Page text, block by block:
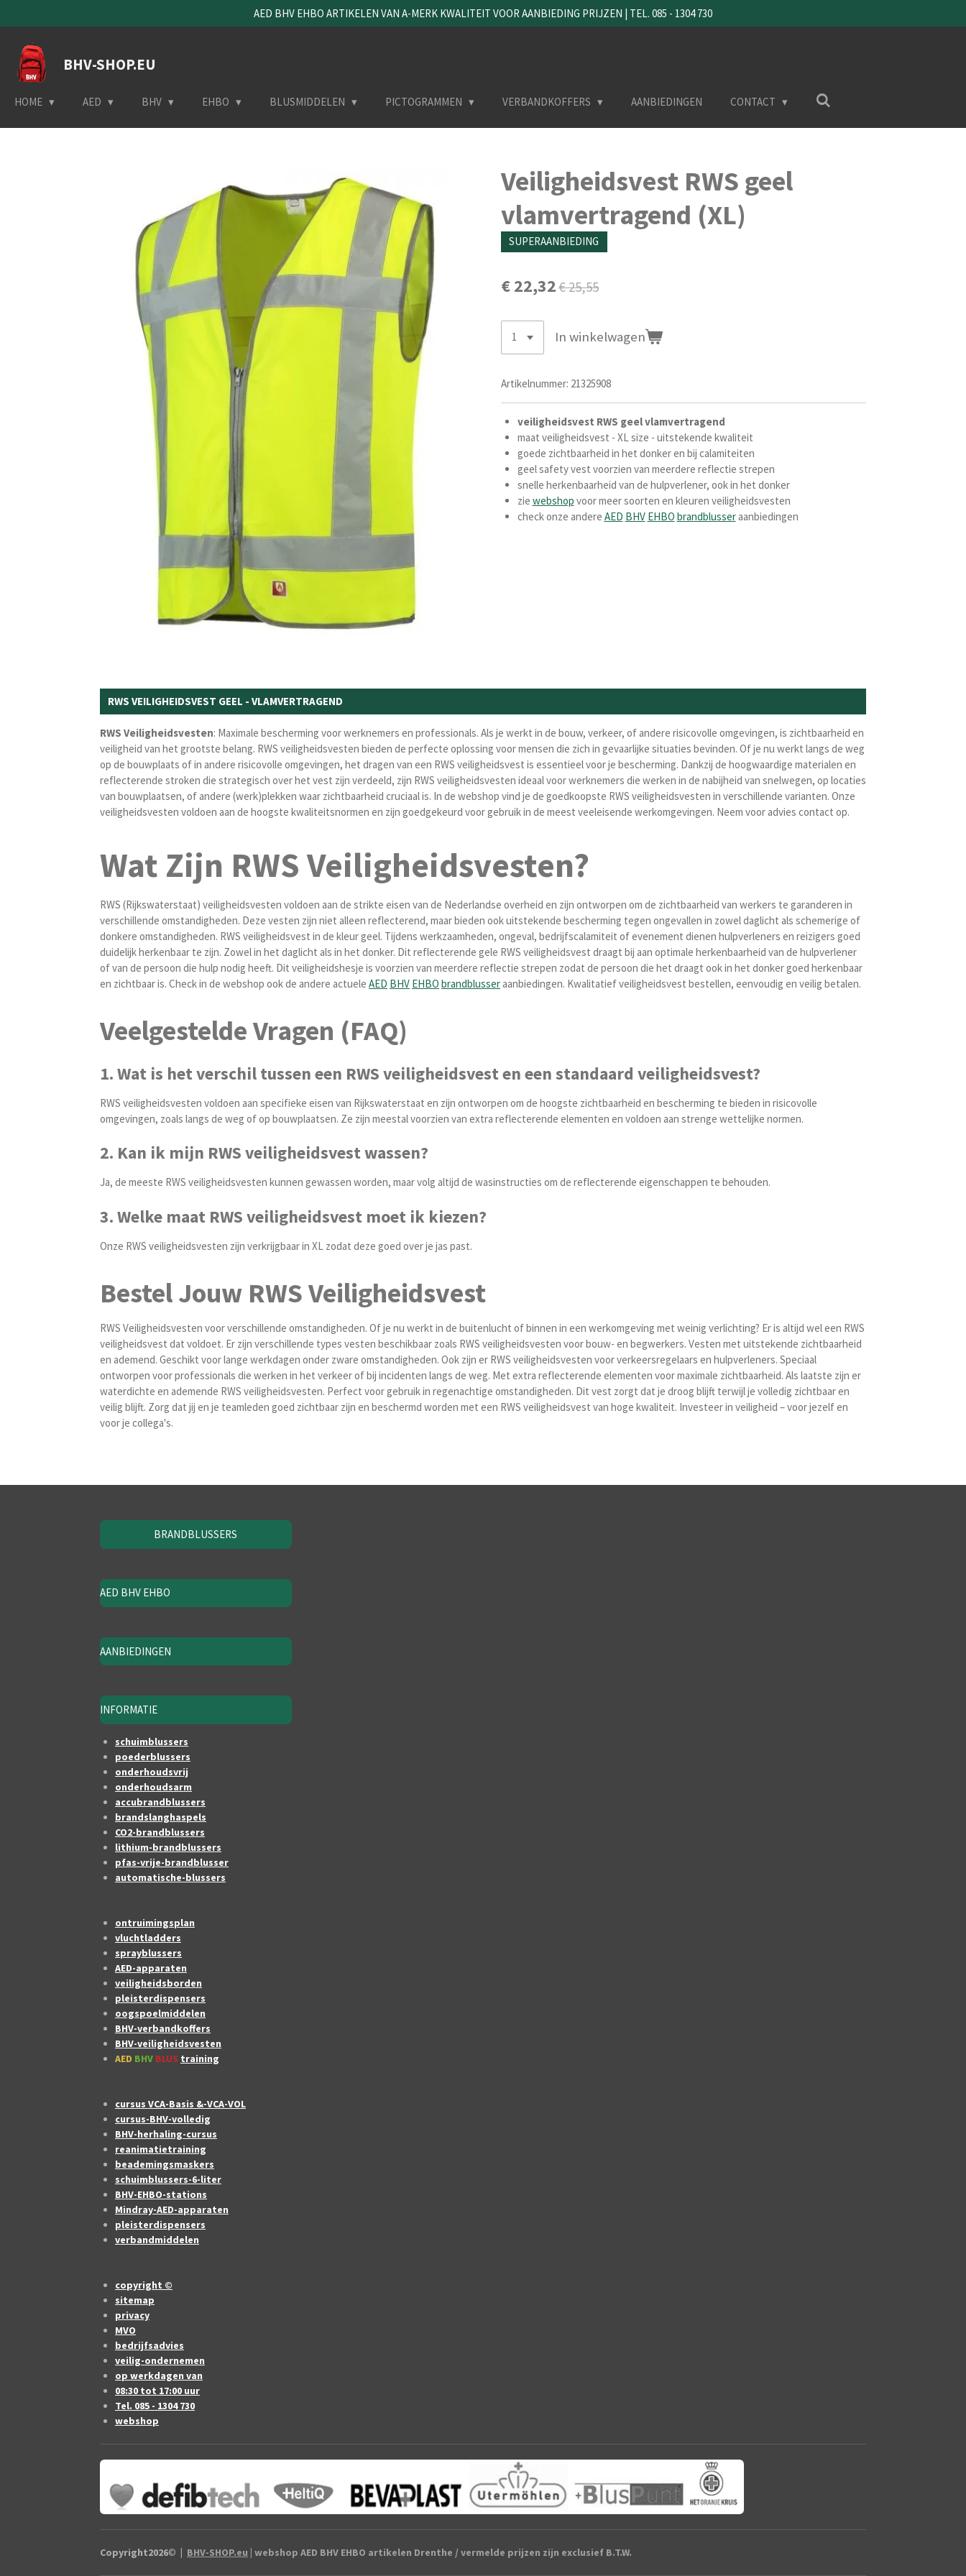
direct
naar
hoofdinhoud
AED BHV EHBO ARTIKELEN VAN A-MERK KWALITEIT VOOR AANBIEDING PRIJZEN | TEL. 085 - 1304 730
BHV-SHOP.EU
HOME AED BHV EHBO BLUSMIDDELEN PICTOGRAMMEN VERBANDKOFFERS AANBIEDINGEN CONTACT
Veiligheidsvest RWS geel
vlamvertragend (XL)
SUPERAANBIEDING
€ 22,32€ 25,55
In winkelwagen
Artikelnummer: 21325908
veiligheidsvest RWS geelvlamvertragend
maat veiligheidsvest - XL size - uitstekende kwaliteit
goede zichtbaarheid in het donker en bij calamiteiten
geel safety vest voorzien van meerdere reflectie strepen
snelle herkenbaarheid van de hulpverlener, ook in het donker
zie webshop voor meer soorten en kleuren veiligheidsvesten
check onze andere AED BHV EHBO brandblusseraanbiedingen
RWS VEILIGHEIDSVEST GEEL - VLAMVERTRAGEND
RWS Veiligheidsvesten: Maximale bescherming voor werknemers en professionals. Als je werkt in de bouw, verkeer, of andere risicovolle omgevingen, is zichtbaarheid en
veiligheid van het grootste belang. RWS veiligheidsvesten bieden de perfecte oplossing voor mensen die zich in gevaarlijke situaties bevinden. Of je nu werkt langs de weg
op de bouwplaats of in andere risicovolle omgevingen, het dragen van een RWS veiligheidsvest is essentieel voor je bescherming. Dankzij de hoogwaardige materialen en
reflecterende stroken die strategisch over het vest zijn verdeeld, zijn RWS veiligheidsvesten ideaal voor werknemers die werken in de nabijheid van snelwegen, op locaties
van bouwplaatsen, of andere (werk)plekken waar zichtbaarheid cruciaal is. In de webshop vind je de goedkoopste RWS veiligheidsvesten in verschillende varianten. Onze
veiligheidsvesten voldoen aan de hoogste kwaliteitsnormen en zijn goedgekeurd voor gebruik in de meest veeleisende werkomgevingen. Neem voor advies contact op.
Wat Zijn RWS Veiligheidsvesten?
RWS (Rijkswaterstaat) veiligheidsvesten voldoen aan de strikte eisen van de Nederlandse overheid en zijn ontworpen om de zichtbaarheid van werkers te garanderen in
verschillende omstandigheden. Deze vesten zijn niet alleen reflecterend, maar bieden ook uitstekende bescherming tegen ongevallen in zowel daglicht als schemerige of
donkere omstandigheden. RWS veiligheidsvest in de kleur geel. Tijdens werkzaamheden, ongeval, bedrijfscalamiteit of evenement dienen hulpverleners en reizigers goed
duidelijk herkenbaar te zijn. Zowel in het daglicht als in het donker. Dit reflecterende gele RWS veiligheidsvest draagt bij aan optimale herkenbaarheid van de hulpverlener
of van de persoon die hulp nodig heeft. Dit veiligheidshesje is voorzien van meerdere reflectie strepen zodat de persoon die het draagt ook in het donker goed herkenbaar
en zichtbaar is. Check in de webshop ook de andere actuele AED BHV EHBO brandblusser aanbiedingen. Kwalitatief veiligheidsvest bestellen, eenvoudig en veilig betalen.
Veelgestelde Vragen (FAQ)
1. Wat is het verschil tussen een RWS veiligheidsvest en een standaard veiligheidsvest?
RWS veiligheidsvesten voldoen aan specifieke eisen van Rijkswaterstaat en zijn ontworpen om de hoogste zichtbaarheid en bescherming te bieden in risicovolle
omgevingen, zoals langs de weg of op bouwplaatsen. Ze zijn meestal voorzien van extra reflecterende elementen en voldoen aan strenge wettelijke normen.
2. Kan ik mijn RWS veiligheidsvest wassen?
Ja, de meeste RWS veiligheidsvesten kunnen gewassen worden, maar volg altijd de wasinstructies om de reflecterende eigenschappen te behouden.
3. Welke maat RWS veiligheidsvest moet ik kiezen?
Onze RWS veiligheidsvesten zijn verkrijgbaar in XL zodat deze goed over je jas past.
Bestel Jouw RWS Veiligheidsvest
RWS Veiligheidsvesten voor verschillende omstandigheden. Of je nu werkt in de buitenlucht of binnen in een werkomgeving met weinig verlichting? Er is altijd wel een RWS
veiligheidsvest dat voldoet. Er zijn verschillende types vesten beschikbaar zoals RWS veiligheidsvesten voor bouw- en begwerkers. Vesten met uitstekende zichtbaarheid
en ademend. Geschikt voor lange werkdagen onder zware omstandigheden. Ook zijn er RWS veiligheidsvesten voor verkeersregelaars en hulpverleners. Speciaal
ontworpen voor professionals die werken in het verkeer of bij incidenten langs de weg. Met extra reflecterende elementen voor maximale zichtbaarheid. Als laatste zijn er
waterdichte en ademende RWS veiligheidsvesten. Perfect voor gebruik in regenachtige omstandigheden. Dit vest zorgt dat je droog blijft terwijl je volledig zichtbaar en
veilig blijft. Zorg dat jij en je teamleden goed zichtbaar zijn en beschermd worden met een RWS veiligheidsvest van hoge kwaliteit. Investeer in veiligheid – voor jezelf en
voor je collega's.
BRANDBLUSSERS
AED BHV EHBO
AANBIEDINGEN
INFORMATIE
schuimblussers
poederblussers
onderhoudsvrij
onderhoudsarm
accubrandblussers
brandslanghaspels
CO2-brandblussers
lithium-brandblussers
pfas-vrije-brandblusser
automatische-blussers
ontruimingsplan
vluchtladders
sprayblussers
AED-apparaten
veiligheidsborden
pleisterdispensers
oogspoelmiddelen
BHV-verbandkoffers
BHV-veiligheidsvesten
AED BHV BLUS training
cursus VCA-Basis &-VCA-VOL
cursus-BHV-volledig
BHV-herhaling-cursus
reanimatietraining
beademingsmaskers
schuimblussers-6-liter
BHV-EHBO-stations
Mindray-AED-apparaten
pleisterdispensers
verbandmiddelen
copyright ©
sitemap
privacy
MVO
bedrijfsadvies
veilig-ondernemen
op werkdagen van
08:30 tot 17:00 uur
Tel. 085 - 1304 730
webshop
Copyright2026© | BHV-SHOP.eu | webshop AED BHV EHBO artikelen Drenthe / vermelde prijzen zijn exclusief B.T.W.